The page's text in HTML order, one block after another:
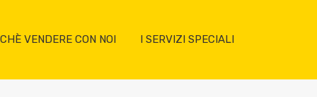
VENDERE CON NOI I SERVIZI SPECIALI